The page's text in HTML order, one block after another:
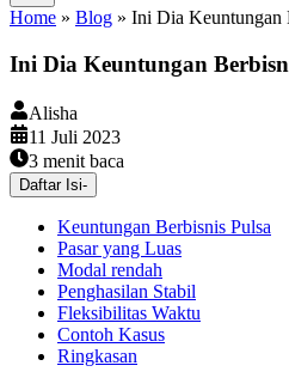
Home » Blog » Ini Dia Keuntungan
Ini Dia Keuntungan
Alisha
11 Juli 2023
3 menit baca
Daftar Isi-
Keuntungan Berbisnis Pulsa
Pasar yang Luas
Modal rendah
Penghasilan Stabil
Fleksibilitas Waktu
Contoh Kasus
Ringkasan